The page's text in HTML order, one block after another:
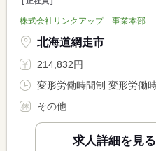
株式会社リンクアップ 事業本部
北海道網走市
214,832円
その他
求人詳細を見る